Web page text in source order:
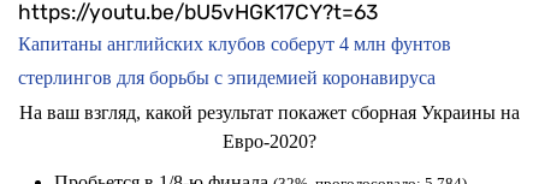
https://youtu.be/bU5vHGK17CY?t=63
Капитаны английских клубов соберут 4 млн фунтов
стерлингов для борьбы с эпидемией коронавируса
На ваш взгляд, какой результат покажет сборная Украины на
Евро-2020?